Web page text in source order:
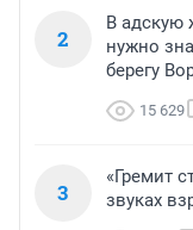
2
В адскую
нужно
берегу
15 629
3
«Гремит
звуках